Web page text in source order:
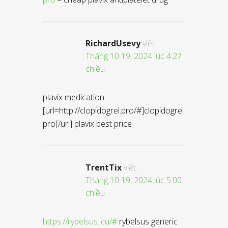
RichardUsevyviết:
Tháng 10 19, 2024 lúc 4:27
chiều
plavix medication
[url=http://clopidogrel.pro/#]clopidogrel
pro[/url] plavix best price
TrentTixviết:
Tháng 10 19, 2024 lúc 5:00
chiều
https://rybelsus.icu/# rybelsus generic